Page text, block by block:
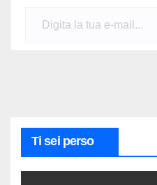
Ti sei perso